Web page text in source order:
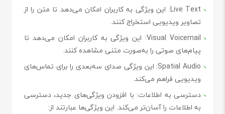
Live Text: این ویژگی به کاربران امکان می‌دهد تا متن را از
تصاویر ویدیویی استخراج کنند.
Visual Voicemail: این ویژگی به کاربران امکان می‌دهد تا
پیام‌های صوتی را به‌صورت متنی مشاهده کنند.
Spatial Audio: این ویژگی صدای سه‌بعدی را برای تماس‌های
ویدیویی فراهم می‌کند.
دسترسی به اطلاعات: با افزودن ویژگی‌های جدید، دسترسی
به اطلاعات را آسان‌تر می‌کند. این ویژگی‌ها عبارتند از: